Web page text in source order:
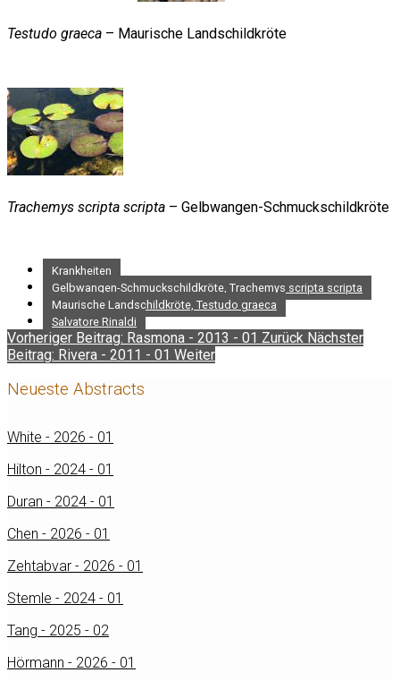
Testudo graeca – Maurische Landschildkröte
Trachemys scripta scripta – Gelbwangen-Schmuckschildkröte
Krankheiten
Gelbwangen-Schmuckschildkröte, Trachemys scripta scripta
Maurische Landschildkröte, Testudo graeca
Salvatore Rinaldi
Vorheriger Beitrag: Rasmona - 2013 - 01 Zurück Nächster
Beitrag: Rivera - 2011 - 01 Weiter
Neueste Abstracts
White - 2026 - 01
Hilton - 2024 - 01
Duran - 2024 - 01
Chen - 2026 - 01
Zehtabvar - 2026 - 01
Stemle - 2024 - 01
Tang - 2025 - 02
Hörmann - 2026 - 01